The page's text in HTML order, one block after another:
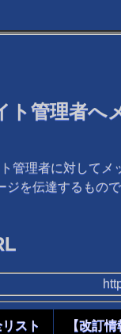
ト管理者へ
管理者に対してメ
を伝達するも
スト 【改訂